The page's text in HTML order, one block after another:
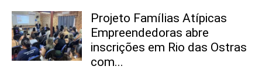
Projeto Famílias Atípicas
Empreendedoras abre
inscrições em Rio das Ostras
com...